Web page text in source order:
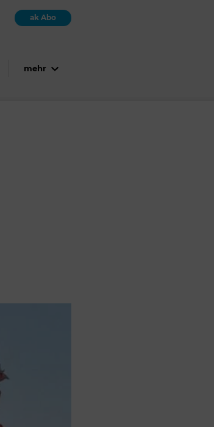
ak Abo
mehr